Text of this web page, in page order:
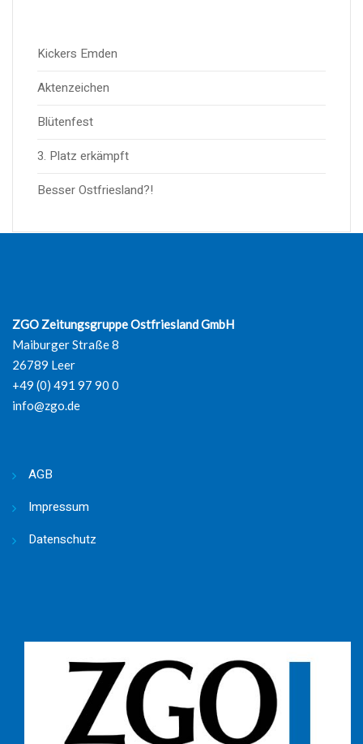
Kickers Emden
Aktenzeichen
Blütenfest
3. Platz erkämpft
Besser Ostfriesland?!
ZGO Zeitungsgruppe Ostfriesland GmbH
Maiburger Straße 8
26789 Leer
+49 (0) 491 97 90 0
info@zgo.de
AGB
Impressum
Datenschutz